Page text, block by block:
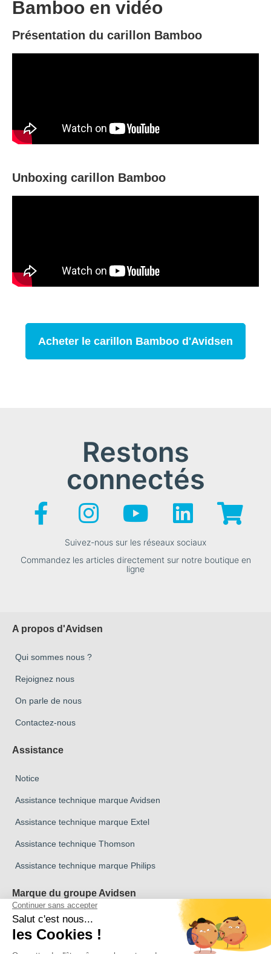
Bamboo en vidéo
Présentation du carillon Bamboo
Unboxing carillon Bamboo
Acheter le carillon Bamboo d'Avidsen
Restons
connectés
Suivez-nous sur les réseaux sociaux
Commandez les articles directement sur notre boutique en
ligne
A propos d'Avidsen
Qui sommes nous ?
Rejoignez nous
On parle de nous
Contactez-nous
Assistance
Notice
Assistance technique marque Avidsen
Assistance technique marque Extel
Assistance technique Thomson
Assistance technique marque Philips
Marque du groupe Avidsen
Marque Avidsen